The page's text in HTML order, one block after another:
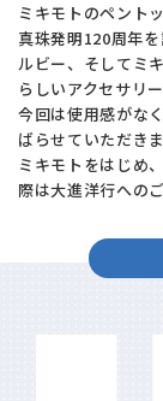
ミキモトのペント
真珠発明120周年
ルビー、そしてミ
らしいアクセサリー
今回は使用感がな
ばらせていただきま
ミキモトをはじめ
際は大進洋行への